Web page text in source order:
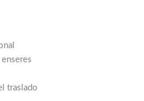
traslado